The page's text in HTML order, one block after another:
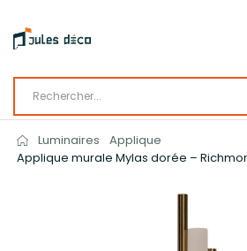
Luminaires
Applique
Applique murale Mylas dorée –